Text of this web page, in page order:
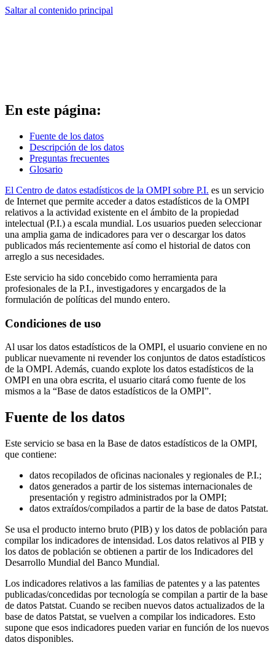
Saltar al contenido principal
En este página:
Fuente de los datos
Descripción de los datos
Preguntas frecuentes
Glosario
El Centro de datos estadísticos de la OMPI sobre P.I. es un servicio
de Internet que permite acceder a datos estadísticos de la OMPI
relativos a la actividad existente en el ámbito de la propiedad
intelectual (P.I.) a escala mundial. Los usuarios pueden seleccionar
una amplia gama de indicadores para ver o descargar los datos
publicados más recientemente así como el historial de datos con
arreglo a sus necesidades.
Este servicio ha sido concebido como herramienta para
profesionales de la P.I., investigadores y encargados de la
formulación de políticas del mundo entero.
Condiciones de uso
Al usar los datos estadísticos de la OMPI, el usuario conviene en no
publicar nuevamente ni revender los conjuntos de datos estadísticos
de la OMPI. Además, cuando explote los datos estadísticos de la
OMPI en una obra escrita, el usuario citará como fuente de los
mismos a la “Base de datos estadísticos de la OMPI”.
Fuente de los datos
Este servicio se basa en la Base de datos estadísticos de la OMPI,
que contiene:
datos recopilados de oficinas nacionales y regionales de P.I.;
datos generados a partir de los sistemas internacionales de
presentación y registro administrados por la OMPI;
datos extraídos/compilados a partir de la base de datos Patstat.
Se usa el producto interno bruto (PIB) y los datos de población para
compilar los indicadores de intensidad. Los datos relativos al PIB y
los datos de población se obtienen a partir de los Indicadores del
Desarrollo Mundial del Banco Mundial.
Los indicadores relativos a las familias de patentes y a las patentes
publicadas/concedidas por tecnología se compilan a partir de la base
de datos Patstat. Cuando se reciben nuevos datos actualizados de la
base de datos Patstat, se vuelven a compilar los indicadores. Esto
supone que esos indicadores pueden variar en función de los nuevos
datos disponibles.